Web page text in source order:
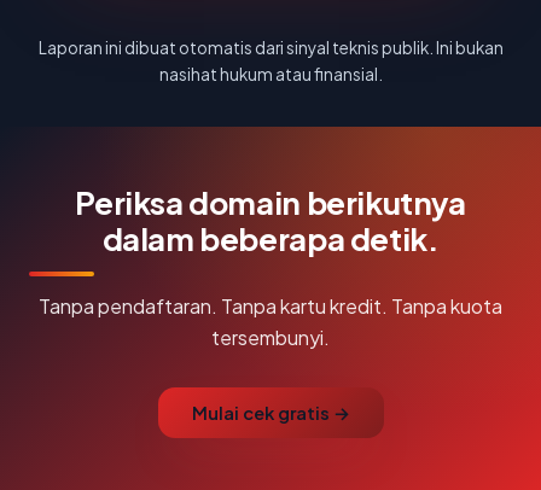
Laporan ini dibuat otomatis dari sinyal teknis publik. Ini bukan
nasihat hukum atau finansial.
Periksa domain berikutnya
dalam beberapa detik.
Tanpa pendaftaran. Tanpa kartu kredit. Tanpa kuota
tersembunyi.
Mulai cek gratis →